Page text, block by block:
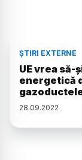
ȘTIRI EXTERNE
UE vrea
energetică
28.09.2022